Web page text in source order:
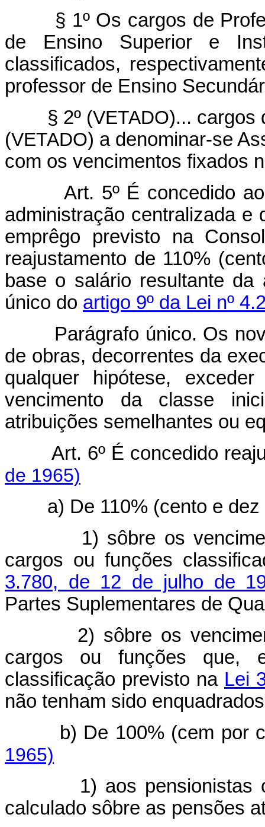
§ 1º Os cargos de
de Ensino Superior e
classificados,
professor de Ensino
§ 2º (VETADO)... cargos
(VETADO) a denominar-se
com os vencimentos fixados
Art. 5º É concedido
administração centralizada e
emprêgo previsto na
reajustamento de 110%
base o salário resultante
único do artigo 9º da Lei nº
Parágrafo único. Os
de obras, decorrentes da
qualquer hipótese,
vencimento da classe
atribuições semelhantes ou
Art. 6º É concedido
de 1965)
a) De 110% (cento e
1) sôbre os
cargos ou funções
3.780, de 12 de julho de
Partes Suplementares de
2) sôbre os
cargos ou funções que,
classificação previsto na Lei
não tenham sido
b) De 100%
1965)
1) aos pensionistas
calculado sôbre as pensões